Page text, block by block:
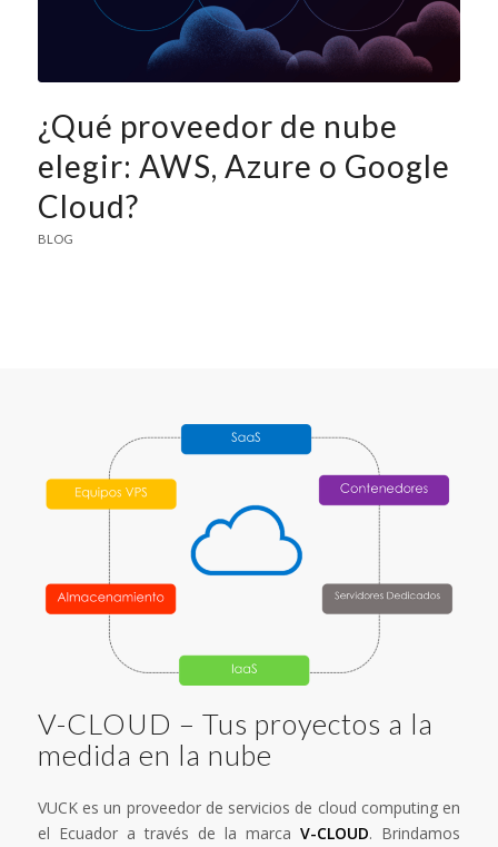
¿Qué proveedor de nube
elegir: AWS, Azure o Google
Cloud?
BLOG
V-CLOUD – Tus proyectos a la
medida en la nube
VUCK es un proveedor de servicios de cloud computing en
el Ecuador a través de la marcaV-CLOUD. Brindamos